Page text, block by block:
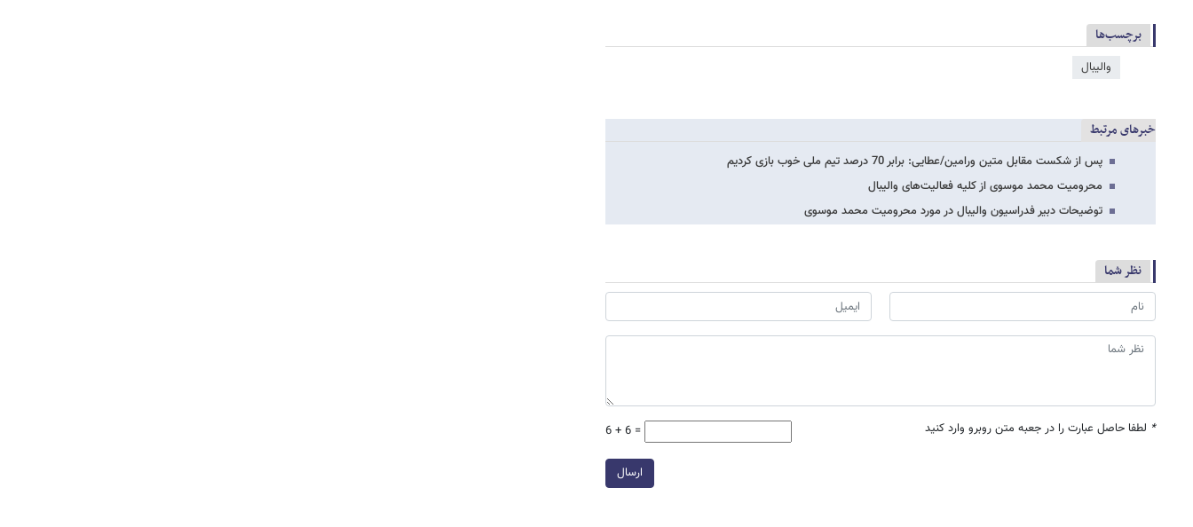
برچسب‌ها
والیبال
خبرهای مرتبط
پس از شکست مقابل متین ورامین/عطایی: برابر 70 درصد تیم ملی خوب بازی کردیم
محرومیت محمد موسوی از کلیه فعالیت‌های والیبال
توضیحات دبیر فدراسیون والیبال در مورد محرومیت محمد موسوی
نظر شما
* لطفا حاصل عبارت را در جعبه متن روبرو وارد کنید 6 + 6 =
ارسال